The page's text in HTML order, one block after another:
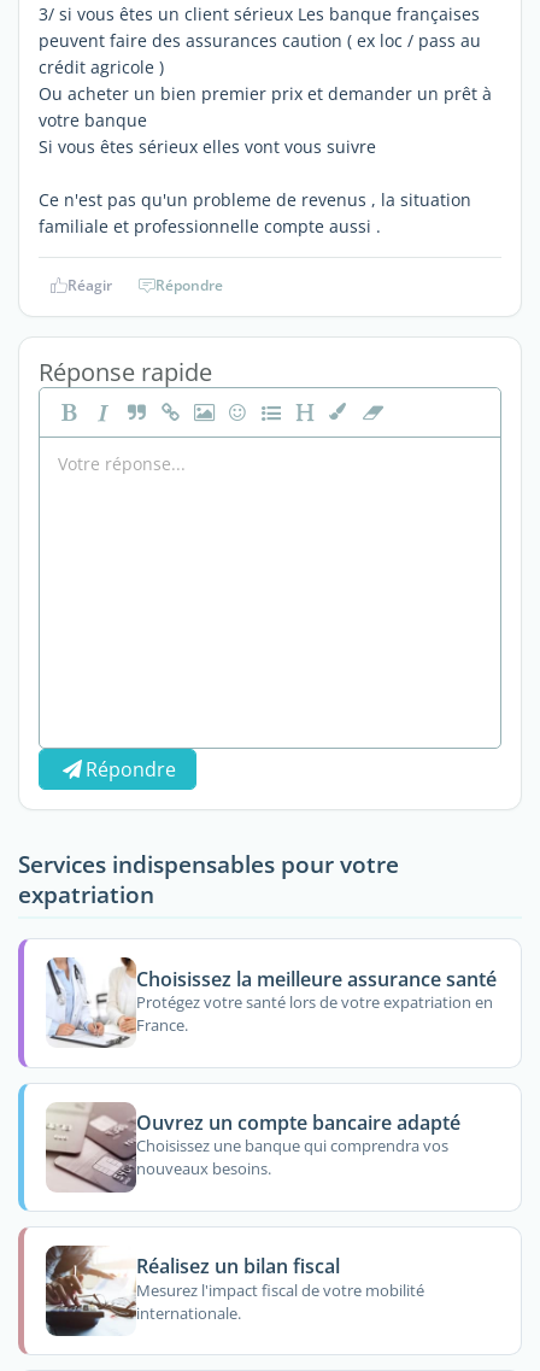
3/ si vous êtes un client sérieux Les banque françaises
peuvent faire des assurances caution ( ex loc / pass au
crédit agricole )
Ou acheter un bien premier prix et demander un prêt à
votre banque
Si vous êtes sérieux elles vont vous suivre
Ce n'est pas qu'un probleme de revenus , la situation
familiale et professionnelle compte aussi .
Réagir Répondre
Réponse rapide
Répondre
Services indispensables pour votre
expatriation
Choisissez la meilleure assurance santé
Protégez votre santé lors de votre expatriation en
France.
Ouvrez un compte bancaire adapté
Choisissez une banque qui comprendra vos
nouveaux besoins.
Réalisez un bilan fiscal
Mesurez l'impact fiscal de votre mobilité
internationale.